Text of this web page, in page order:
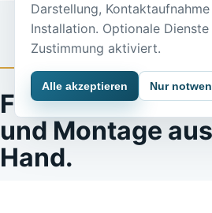
Fachkräfte,
und Montage
Hand.
Darstellung,
Installation. Optionale
Zustimmung aktiviert.
Alle akzeptieren Nur